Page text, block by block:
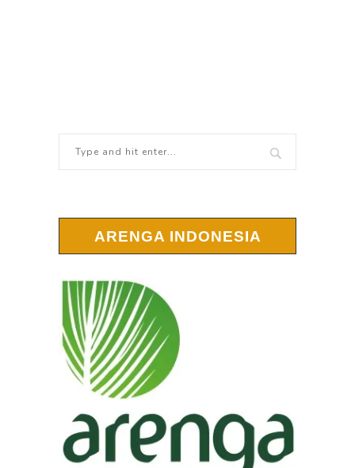
ARENGA INDONESIA